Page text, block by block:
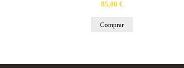
85,00 €
Comprar